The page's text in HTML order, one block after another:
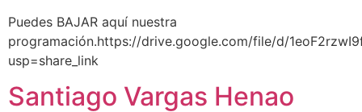
Puedes BAJAR aquí nuestra
programación.https://drive.google.com/file/d/
usp=share_link
Santiago Vargas Henao